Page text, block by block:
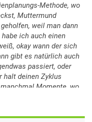
Methode, wo
Muttermund
weil man dann
ich auch einen
okay wann der sich
gibt es natürlich auch
passiert, oder
halt deinen Zyklus
Momente, wo
oder nicht, aber auf